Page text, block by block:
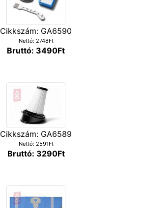
Cikkszám: GA6590
Nettó: 2748Ft
Bruttó: 3490Ft
Cikkszám: GA6589
Nettó: 2591Ft
Bruttó: 3290Ft